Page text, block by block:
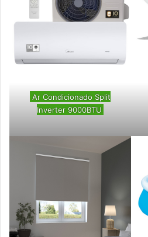
Ar Condicionado Split
Inverter 9000BTU